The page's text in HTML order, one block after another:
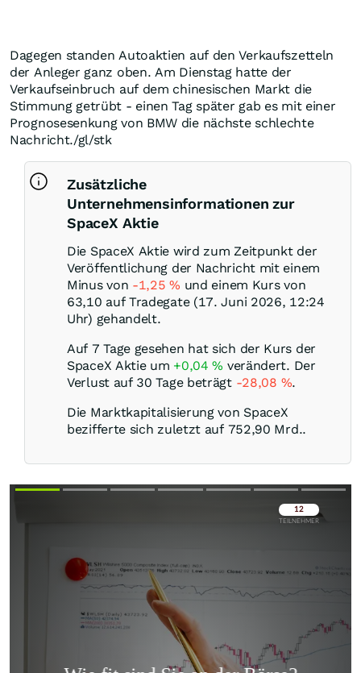
Dagegen standen Autoaktien auf den Verkaufszetteln
der Anleger ganz oben. Am Dienstag hatte der
Verkaufseinbruch auf dem chinesischen Markt die
Stimmung getrübt - einen Tag später gab es mit einer
Prognosesenkung von BMW die nächste schlechte
Nachricht./gl/stk
Zusätzliche
Unternehmensinformationen zur
SpaceX Aktie
Die SpaceX Aktie wird zum Zeitpunkt der
Veröffentlichung der Nachricht mit einem
Minus von -1,25% und einem Kurs von
63,10 auf Tradegate (17. Juni 2026, 12:24
Uhr) gehandelt.
Auf 7 Tage gesehen hat sich der Kurs der
SpaceX Aktie um +0,04% verändert. Der
Verlust auf 30 Tage beträgt -28,08 %.
Die Marktkapitalisierung von SpaceX
bezifferte sich zuletzt auf 752,90 Mrd..